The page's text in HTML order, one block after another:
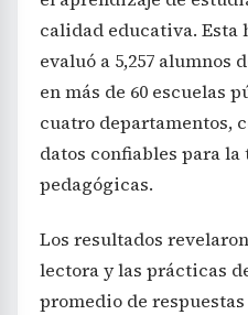
calidad educativa.
evaluó a 5,257
en más de 60 escuelas
cuatro departamentos,
datos confiables para
pedagógicas.
Los resultados
lectora y las prácticas
promedio de